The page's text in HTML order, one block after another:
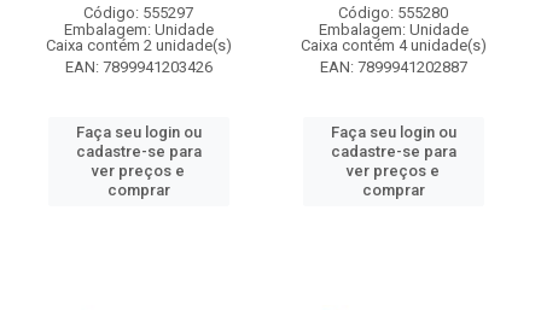
Código: 555297
Embalagem: Unidade
Caixa contém 2 unidade(s)
EAN: 7899941203426
Faça seu login ou
cadastre-se para
ver preços e
comprar
Código: 555280
Embalagem: Unidade
Caixa contém 4 unidade(s)
EAN: 7899941202887
Faça seu login ou
cadastre-se para
ver preços e
comprar